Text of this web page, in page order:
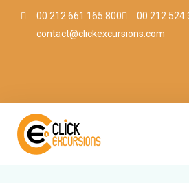
00 212 661 165 800
00 212 524
contact@clickexcursions.com